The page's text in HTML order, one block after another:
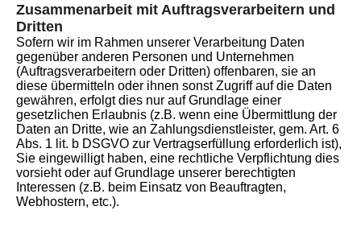
Zusammenarbeit mit Auftragsverarbeitern und
Dritten
Sofern wir im Rahmen unserer Verarbeitung Daten
gegenüber anderen Personen und Unternehmen
(Auftragsverarbeitern oder Dritten) offenbaren, sie an
diese übermitteln oder ihnen sonst Zugriff auf die Daten
gewähren, erfolgt dies nur auf Grundlage einer
gesetzlichen Erlaubnis (z.B. wenn eine Übermittlung der
Daten an Dritte, wie an Zahlungsdienstleister, gem. Art. 6
Abs. 1 lit. b DSGVO zur Vertragserfüllung erforderlich ist),
Sie eingewilligt haben, eine rechtliche Verpflichtung dies
vorsieht oder auf Grundlage unserer berechtigten
Interessen (z.B. beim Einsatz von Beauftragten,
Webhostern, etc.).